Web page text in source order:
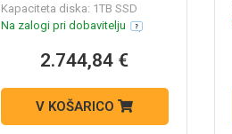
Kapaciteta diska: 1TB SSD
Na zalogi pri dobavitelju
2.744,84 €
V KOŠARICO